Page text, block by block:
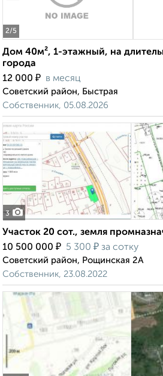
2/5
Дом 40м², 1-этажный, на
города
12 000 ₽ в месяц
Советский район, Быстрая
Собственник, 05.08.2026
3
Участок 20 сот., земля
10 500 000 ₽ 5 300 ₽ за сотку
Советский район, Рощинская 2А
Собственник, 23.08.2022